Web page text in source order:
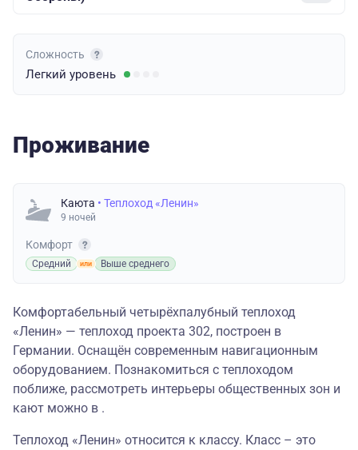
Сложность
Легкий уровень
Проживание
Каюта • Теплоход «Ленин»
9 ночей
Комфорт
Средний Выше среднего
Комфортабельный четырёхпалубный теплоход
«Ленин» — теплоход проекта 302, построен в
Германии. Оснащён современным навигационным
оборудованием. Познакомиться с теплоходом
поближе, рассмотреть интерьеры общественных зон и
кают можно в .
Теплоход «Ленин» относится к классу. Класс – это